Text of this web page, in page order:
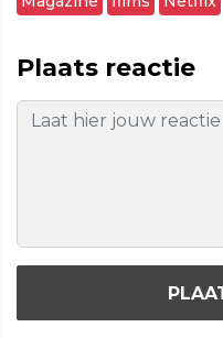
Plaats reactie